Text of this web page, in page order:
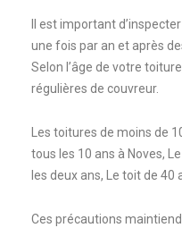
Il est important
une fois par an et après
Selon l’âge de votre
régulières de couvreur.
Les toitures de moins de
tous les 10 ans à Noves,
les deux ans, Le toit de 40
Ces précautions